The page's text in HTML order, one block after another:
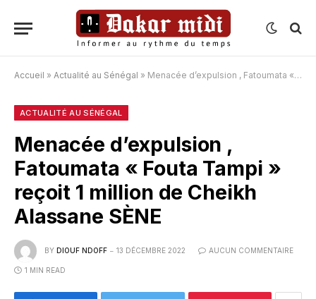
Accueil » Actualité au Sénégal » Menacée d’expulsion , Fatoumata « Fouta Tampi » reçoit 1 million de Cheikh Alassane SÈNE
ACTUALITÉ AU SÉNÉGAL
Menacée d’expulsion ,
Fatoumata « Fouta Tampi »
reçoit 1 million de Cheikh
Alassane SÈNE
BY DIOUF NDOFF 13 DÉCEMBRE 2022 AUCUN COMMENTAIRE
1 MIN READ